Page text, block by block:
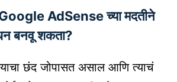
Google AdSense च्या मदतीने
बनवू शकता?
छंद जोपासत असाल आणि त्याचं